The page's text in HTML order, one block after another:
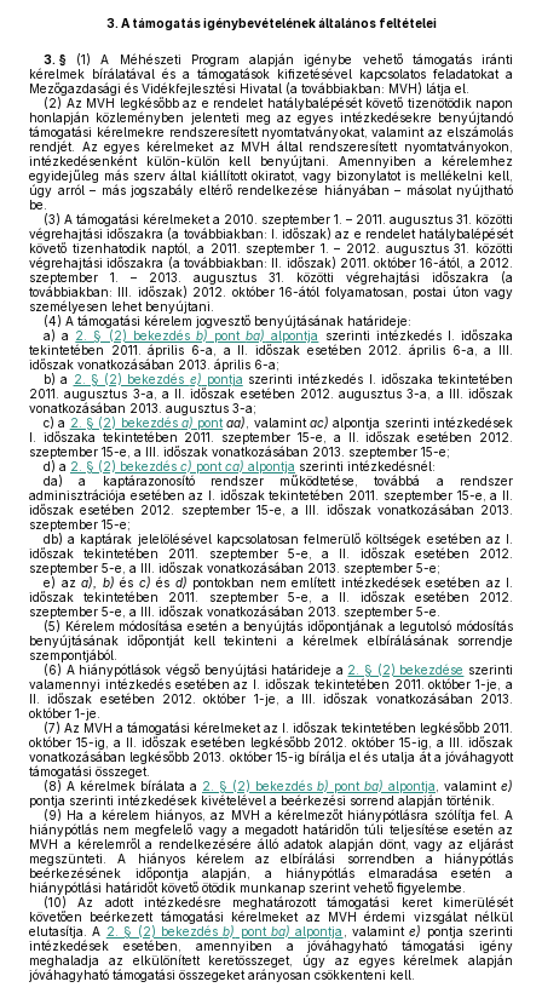
3. A támogatás igénybevételének általános feltételei
3. § (1)
A Méhészeti Program alapján igénybe vehető támogatás iránti
kérelmek bírálatával és a támogatások kifizetésével kapcsolatos feladatokat a
Mezőgazdasági és Vidékfejlesztési Hivatal (a továbbiakban: MVH) látja el.
(2) Az MVH legkésőbb az e rendelet hatálybalépését követő tizenötödik napon
honlapján közleményben jelenteti meg az egyes intézkedésekre benyújtandó
támogatási kérelmekre rendszeresített nyomtatványokat, valamint az elszámolás
rendjét. Az egyes kérelmeket az MVH által rendszeresített nyomtatványokon,
intézkedésenként külön-külön kell benyújtani. Amennyiben a kérelemhez
egyidejűleg más szerv által kiállított okiratot, vagy bizonylatot is mellékelni kell,
úgy arról – más jogszabály eltérő rendelkezése hiányában – másolat nyújtható
be.
(3) A támogatási kérelmeket a 2010. szeptember 1. – 2011. augusztus 31. közötti
végrehajtási időszakra (a továbbiakban: I. időszak) az e rendelet hatálybalépését
követő tizenhatodik naptól, a 2011. szeptember 1. – 2012. augusztus 31. közötti
végrehajtási időszakra (a továbbiakban: II. időszak) 2011. október 16-ától, a 2012.
szeptember 1. – 2013. augusztus 31. közötti végrehajtási időszakra (a
továbbiakban: III. időszak) 2012. október 16-ától folyamatosan, postai úton vagy
személyesen lehet benyújtani.
(4) A támogatási kérelem jogvesztő benyújtásának határideje:
a) a 2. § (2) bekezdés b) pontba) alpontja
szerinti intézkedés I. időszaka
tekintetében 2011. április 6-a, a II. időszak esetében 2012. április 6-a, a III.
időszak vonatkozásában 2013. április 6-a;
b) a 2. § (2) bekezdés e) pontja szerinti intézkedés I. időszaka tekintetében
2011. augusztus 3-a, a II. időszak esetében 2012. augusztus 3-a, a III. időszak
vonatkozásában 2013. augusztus 3-a;
c) a 2. § (2) bekezdés a) pont aa) , valamintac) alpontja szerinti intézkedések
I. időszaka tekintetében 2011. szeptember 15-e, a II. időszak esetében 2012.
szeptember 15-e, a III. időszak vonatkozásában 2013. szeptember 15-e;
d) a 2. § (2) bekezdés c) pont ca) alpontja szerinti intézkedésnél:
da) a kaptárazonosító rendszer működtetése, továbbá a rendszer
adminisztrációja esetében az I. időszak tekintetében 2011. szeptember 15-e, a II.
időszak esetében 2012. szeptember 15-e, a III. időszak vonatkozásában 2013.
szeptember 15-e;
db) a kaptárak jelelölésével kapcsolatosan felmerülő költségek esetében az I.
időszak tekintetében 2011. szeptember 5-e, a II. időszak esetében 2012.
szeptember 5-e, a III. időszak vonatkozásában 2013. szeptember 5-e;
e) az a), b) és c) és d) pontokban nem említett intézkedések esetében az I.
időszak tekintetében 2011. szeptember 5-e, a II. időszak esetében 2012.
szeptember 5-e, a III. időszak vonatkozásában 2013. szeptember 5-e.
(5) Kérelem módosítása esetén a benyújtás időpontjának a legutolsó módosítás
benyújtásának időpontját kell tekinteni a kérelmek elbírálásának sorrendje
szempontjából.
(6) A hiánypótlások végső benyújtási határideje a 2. § (2) bekezdése szerinti
valamennyi intézkedés esetében az I. időszak tekintetében 2011. október 1-je, a
II. időszak esetében 2012. október 1-je, a III. időszak vonatkozásában 2013.
október 1-je.
(7) Az MVH a támogatási kérelmeket az I. időszak tekintetében legkésőbb 2011.
október 15-ig, a II. időszak esetében legkésőbb 2012. október 15-ig, a III. időszak
vonatkozásában legkésőbb 2013. október 15-ig bírálja el és utalja át a jóváhagyott
támogatási összeget.
(8) A kérelmek bírálata a 2. § (2) bekezdés b) pont ba) alpontja , valamint e)
pontja szerinti intézkedések kivételével a beérkezési sorrend alapján történik.
(9) Ha a kérelem hiányos, az MVH a kérelmezőt hiánypótlásra szólítja fel. A
hiánypótlás nem megfelelő vagy a megadott határidőn túli teljesítése esetén az
MVH a kérelemről a rendelkezésére álló adatok alapján dönt, vagy az eljárást
megszünteti. A hiányos kérelem az elbírálási sorrendben a hiánypótlás
beérkezésének időpontja alapján, a hiánypótlás elmaradása esetén a
hiánypótlási határidőt követő ötödik munkanap szerint vehető figyelembe.
(10) Az adott intézkedésre meghatározott támogatási keret kimerülését
követően beérkezett támogatási kérelmeket az MVH érdemi vizsgálat nélkül
elutasítja. A 2. § (2) bekezdésb) pontba) alpontja , valaminte) pontja szerinti
intézkedések esetében, amennyiben a jóváhagyható támogatási igény
meghaladja az elkülönített keretösszeget, úgy az egyes kérelmek alapján
jóváhagyható támogatási összegeket arányosan csökkenteni kell.